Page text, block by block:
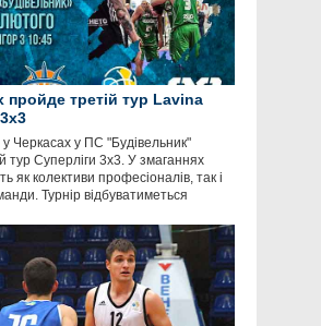
пройде третій тур Lavina
Черкасах у ПС "Будівельник"
тур Суперліги 3х3. У змаганнях
як колективи професіоналів, так і
Турнір відбуватиметься